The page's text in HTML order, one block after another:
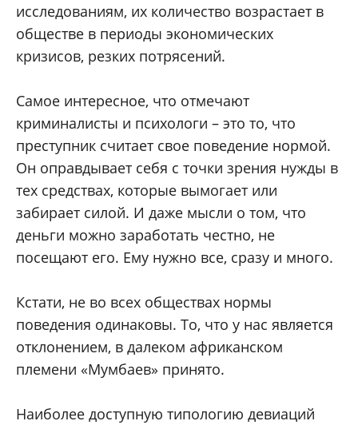
исследованиям, их количество возрастает в
обществе в периоды экономических
кризисов, резких потрясений.
Самое интересное, что отмечают
криминалисты и психологи – это то, что
преступник считает свое поведение нормой.
Он оправдывает себя с точки зрения нужды в
тех средствах, которые вымогает или
забирает силой. И даже мысли о том, что
деньги можно заработать честно, не
посещают его. Ему нужно все, сразу и много.
Кстати, не во всех обществах нормы
поведения одинаковы. То, что у нас является
отклонением, в далеком африканском
племени «Мумбаев» принято.
Наиболее доступную типологию девиаций